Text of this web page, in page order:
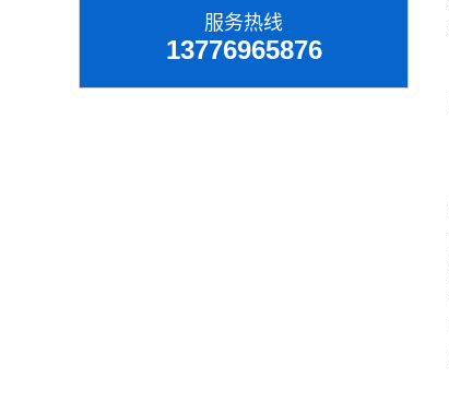
服务热线
13776965876